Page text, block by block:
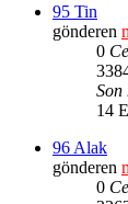
95 Tin
gönderen
0
Son
14
96 Alak
gönderen
0